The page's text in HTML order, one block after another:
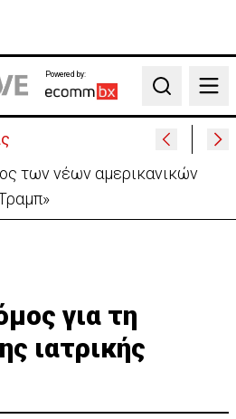
Powered by:
Search
των νέων μελών
για τη
ιατρικής